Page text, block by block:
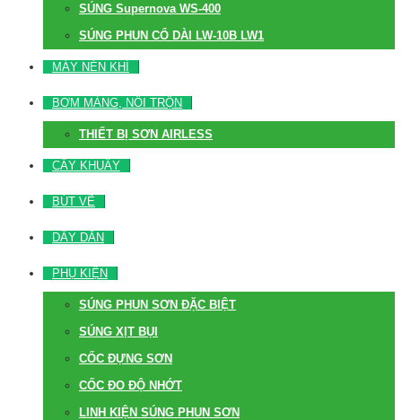
SÚNG Supernova WS-400
SÚNG PHUN CỔ DÀI LW-10B LW1
MÁY NÉN KHÍ
BƠM MÀNG, NỒI TRỘN
THIẾT BỊ SƠN AIRLESS
CÂY KHUẤY
BÚT VẼ
DÂY DẪN
PHỤ KIỆN
SÚNG PHUN SƠN ĐẶC BIỆT
SÚNG XỊT BỤI
CỐC ĐỰNG SƠN
CỐC ĐO ĐỘ NHỚT
LINH KIỆN SÚNG PHUN SƠN